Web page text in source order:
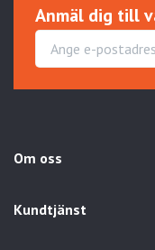
Anmäl dig till
Om oss
Kundtjänst